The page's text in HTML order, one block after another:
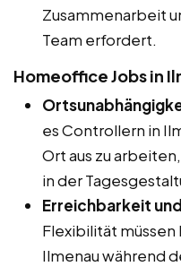
Zusammenarbeit
Team erfordert.
Homeoffice Jobs in
es Controllern in
Ort aus zu
in der
Erreichbarkeit
Flexibilität
Ilmenau während